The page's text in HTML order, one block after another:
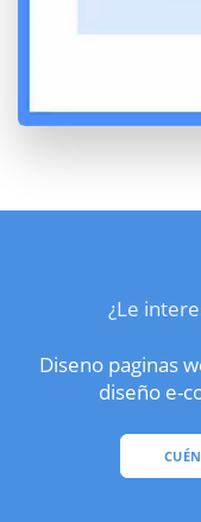
¿Le
Diseno paginas
diseño e-